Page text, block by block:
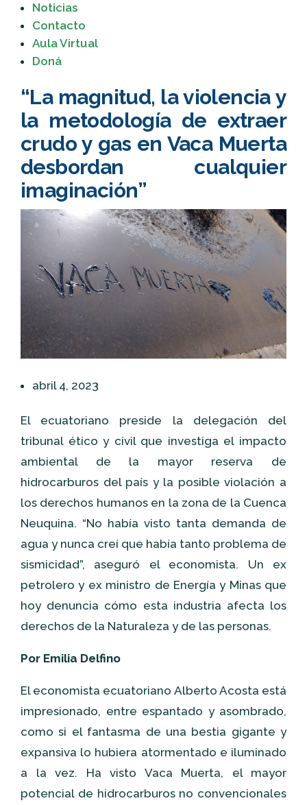
Noticias
Contacto
Aula Virtual
Doná
“La magnitud, la violencia y
la metodología de extraer
crudo y gas en Vaca Muerta
desbordan cualquier
imaginación”
abril 4, 2023
El ecuatoriano preside la delegación del
tribunal ético y civil que investiga el impacto
ambiental de la mayor reserva de
hidrocarburos del país y la posible violación a
los derechos humanos en la zona de la Cuenca
Neuquina. “No había visto tanta demanda de
agua y nunca creí que había tanto problema de
sismicidad”, aseguró el economista. Un ex
petrolero y ex ministro de Energía y Minas que
hoy denuncia cómo esta industria afecta los
derechos de la Naturaleza y de las personas.
Por Emilia Delfino
El economista ecuatoriano Alberto Acosta está
impresionado, entre espantado y asombrado,
como si el fantasma de una bestia gigante y
expansiva lo hubiera atormentado e iluminado
a la vez. Ha visto Vaca Muerta, el mayor
potencial de hidrocarburos no convencionales